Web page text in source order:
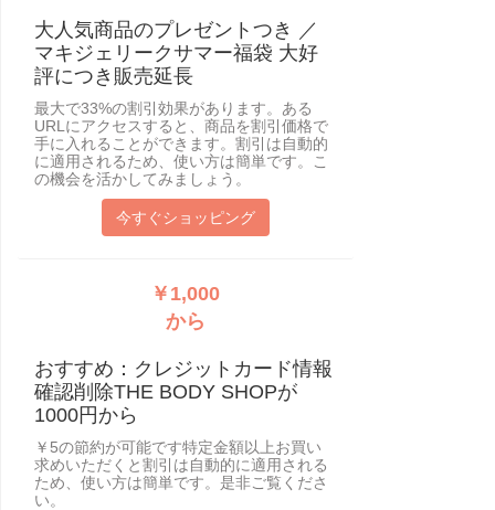
大人気商品のプレゼントつき ／
マキジェリークサマー福袋 大好
評につき販売延長
最大で33%の割引効果があります。ある
URLにアクセスすると、商品を割引価格で
手に入れることができます。割引は自動的
に適用されるため、使い方は簡単です。こ
の機会を活かしてみましょう。
今すぐショッピング
￥1,000
から
おすすめ：クレジットカード情報
確認削除THE BODY SHOPが
1000円から
￥5の節約が可能です特定金額以上お買い
求めいただくと割引は自動的に適用される
ため、使い方は簡単です。是非ご覧くださ
い。